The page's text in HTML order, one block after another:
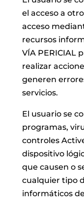
el acceso a
acceso
recursos
VÍA PERICIAL
realizar
generen
servicios.
El usuario se
programas,
controles
dispositivo
que causen o
cualquier tipo
informáticos